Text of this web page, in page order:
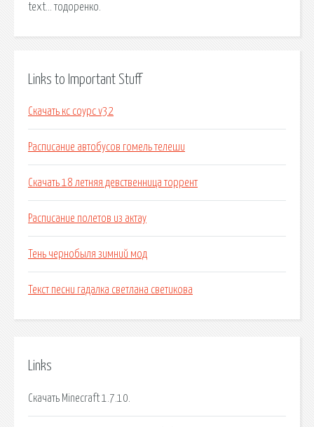
text… тодоренко.
Links to Important Stuff
Скачать кс соурс v32
Расписание автобусов гомель телеши
Скачать 18 летняя девственница торрент
Расписание полетов из актау
Тень чернобыля зимний мод
Текст песни гадалка светлана светикова
Links
Скачать Minecraft 1.7.10.